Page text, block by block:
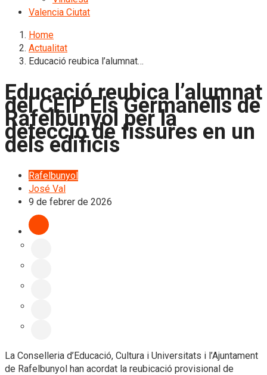
Valencia Ciutat
Home
Actualitat
Educació reubica l’alumnat…
Educació reubica l’alumnat
del CEIP Els Germanells de
Rafelbunyol per la
detecció de fissures en un
dels edificis
Rafelbunyol
José Val
9 de febrer de 2026
La Conselleria d’Educació, Cultura i Universitats i l’Ajuntament
de Rafelbunyol han acordat la reubicació provisional de